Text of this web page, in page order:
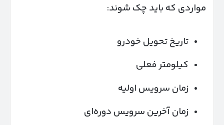
مواردی که باید چک شوند:
تاریخ تحویل خودرو
کیلومتر فعلی
زمان سرویس اولیه
زمان آخرین سرویس دوره‌ای